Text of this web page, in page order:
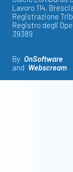
Lavoro 114,
Registrazione
Registro degli
39389
By OnSoftware
and Webscream